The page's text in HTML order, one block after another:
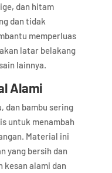
dan hitam
dan tidak
memperluas
latar belakang
lainnya.
Alami
dan bambu sering
untuk menambah
Material ini
yang bersih dan
kesan alami dan